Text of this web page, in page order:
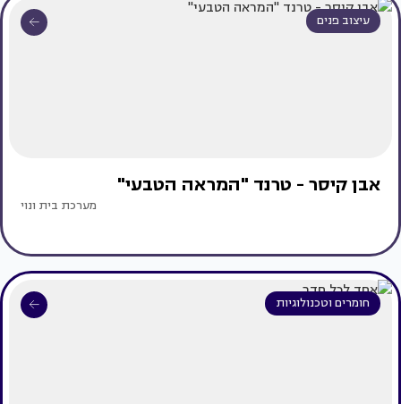
עיצוב פנים
אבן קיסר - טרנד "המראה הטבעי"
מערכת בית ונוי
חומרים וטכנולוגיות